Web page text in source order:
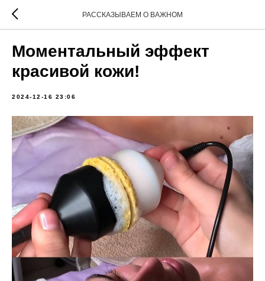
РАССКАЗЫВАЕМ О ВАЖНОМ
Моментальный эффект
красивой кожи!
2024-12-16 23:06